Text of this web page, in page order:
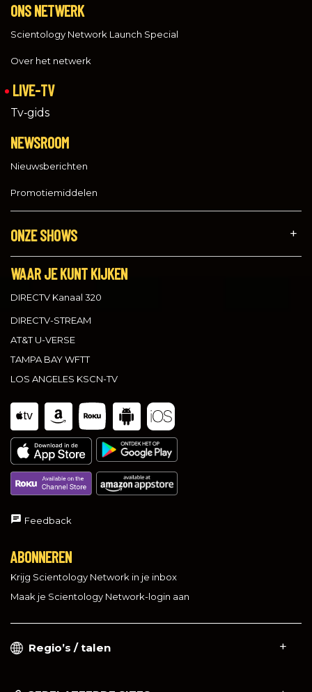
ONS NETWERK
Scientology Network Launch Special
Over het netwerk
LIVE-TV
Tv‑gids
NEWSROOM
Nieuwsberichten
Promotiemiddelen
ONZE SHOWS
WAAR JE KUNT KIJKEN
DIRECTV Kanaal 320
DIRECTV-STREAM
AT&T U-VERSE
TAMPA BAY WFTT
LOS ANGELES KSCN-TV
Feedback
ABONNEREN
Krijg Scientology Network in je inbox
Maak je Scientology Network-login aan
Regio’s / talen